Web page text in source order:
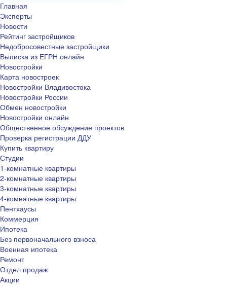
Главная
Эксперты
Новости
Рейтинг застройщиков
Недобросовестные застройщики
Выписка из ЕГРН онлайн
Новостройки
Карта новостроек
Новостройки Владивостока
Новостройки России
Обмен новостройки
Новостройки онлайн
Общественное обсуждение проектов
Проверка регистрации ДДУ
Купить квартиру
Студии
1-комнатные квартиры
2-комнатные квартиры
3-комнатные квартиры
4-комнатные квартиры
Пентхаусы
Коммерция
Ипотека
Без первоначального взноса
Военная ипотека
Ремонт
Отдел продаж
Акции